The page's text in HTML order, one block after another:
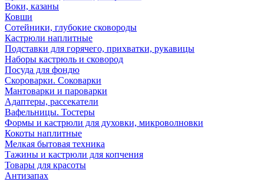
Воки, казаны
Ковши
Сотейники, глубокие сковороды
Кастрюли наплитные
Подставки для горячего, прихватки, рукавицы
Наборы кастрюль и сковород
Посуда для фондю
Скороварки. Соковарки
Мантоварки и пароварки
Адаптеры, рассекатели
Вафельницы. Тостеры
Формы и кастрюли для духовки, микроволновки
Кокоты наплитные
Мелкая бытовая техника
Тажины и кастрюли для копчения
Товары для красоты
Антизапах